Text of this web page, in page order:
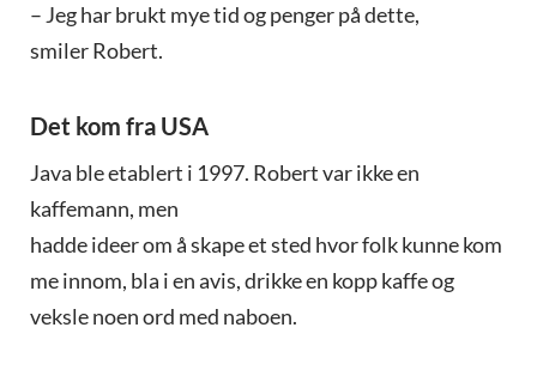
– Jeg har brukt mye tid og penger på dette,
smiler Robert.
Det kom fra USA
Java ble etablert i 1997. Robert var ikke en
kaffemann, men
hadde ideer om å skape et sted hvor folk kunne kom
me innom, bla i en avis, drikke en kopp kaffe og
veksle noen ord med naboen.